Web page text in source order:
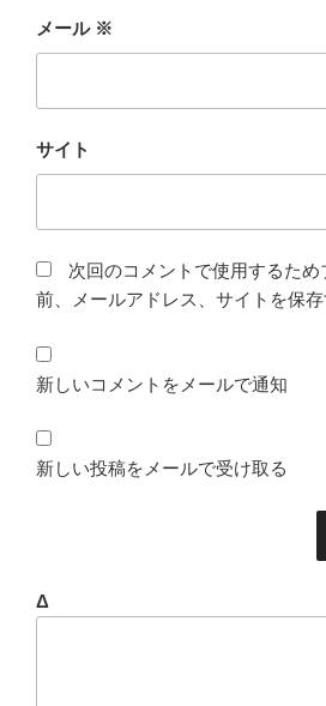
メール ※
サイト
次回のコメントで使用するた
前、メールアドレス、サイトを保存
新しいコメントをメールで通知
新しい投稿をメールで受け取る
Δ